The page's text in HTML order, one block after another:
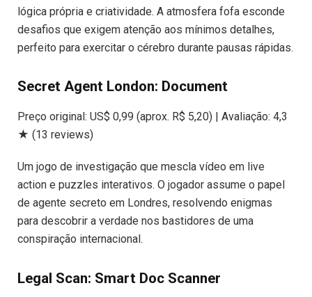
lógica própria e criatividade. A atmosfera fofa esconde
desafios que exigem atenção aos mínimos detalhes,
perfeito para exercitar o cérebro durante pausas rápidas.
Secret Agent London: Document
Preço original: US$ 0,99 (aprox. R$ 5,20) | Avaliação: 4,3
★ (13 reviews)
Um jogo de investigação que mescla vídeo em live
action e puzzles interativos. O jogador assume o papel
de agente secreto em Londres, resolvendo enigmas
para descobrir a verdade nos bastidores de uma
conspiração internacional.
Legal Scan: Smart Doc Scanner